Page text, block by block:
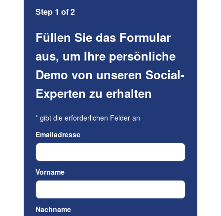
Step 1 of 2
Füllen Sie das Formular
aus, um Ihre persönliche
Demo von unseren Social-
Experten zu erhalten
* gibt die erforderlichen Felder an
Emailadresse
Vorname
Nachname